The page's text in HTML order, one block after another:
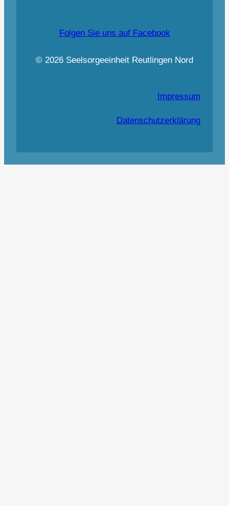
Folgen Sie uns auf Facebook
© 2026 Seelsorgeeinheit Reutlingen Nord
Impressum
Datenschutzerklärung